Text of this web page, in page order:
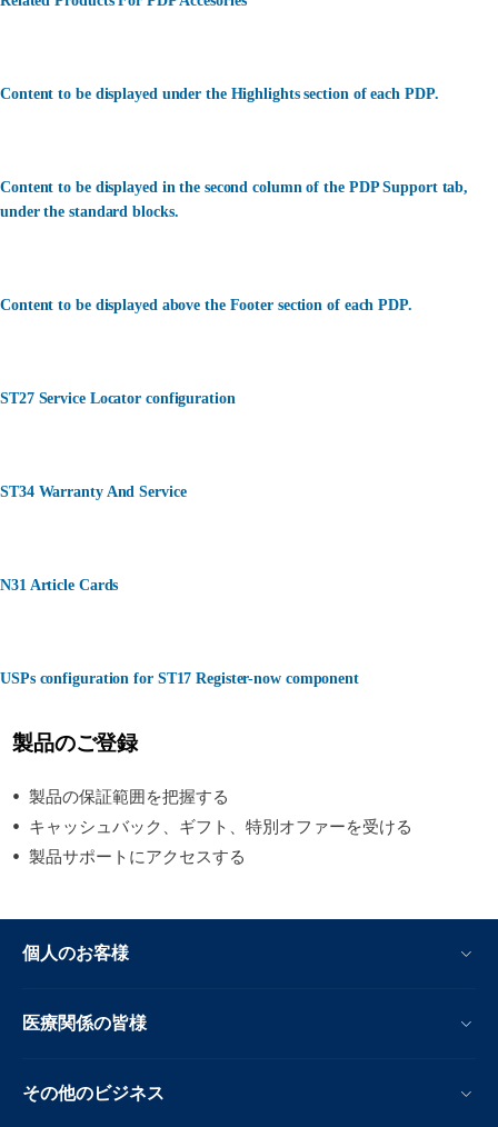
Content to be displayed under the Highlights section of each PDP.
Content to be displayed in the second column of the PDP Support tab,
under the standard blocks.
Content to be displayed above the Footer section of each PDP.
ST27 Service Locator configuration
ST34 Warranty And Service
N31 Article Cards
USPs configuration for ST17 Register-now component
製品のご登録
製品の保証範囲を把握する
キャッシュバック、ギフト、特別オファーを受ける
製品サポートにアクセスする
個人のお客様
医療関係の皆様
その他のビジネス